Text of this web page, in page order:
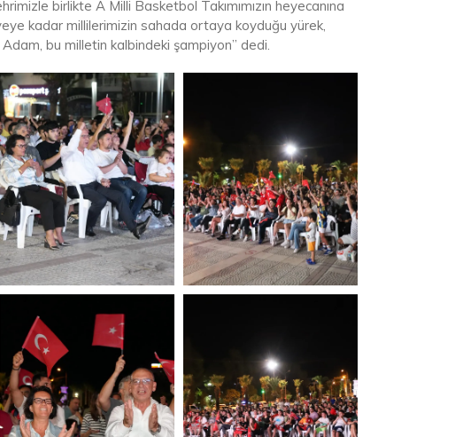
birlikte A Milli Basketbol Takımımızın heyecanına
kadar millilerimizin sahada ortaya koyduğu yürek,
bu milletin kalbindeki şampiyon” dedi.